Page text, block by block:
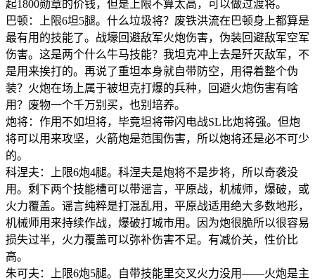
起1800勋章的价钱，但是上限不算太高，可以做过渡将。
巴顿：上限6坦5腿。什么垃圾将？废铁洪流在巴顿身上都算是
最有用的技能了。战壕回避敌军火炮伤害，伪装回避敌军空军
伤害。这是两个什么牛马技能？我坦克冲上去是歼灭敌军，不
是用来挨打的。再说了重坦本身就自带防空，用得着整个伪
装？火炮在场上属于被坦克打爆的兵种，回避火炮伤害有啥
用？废物一个千万别买，也别培养。
炮将：作用不如坦将，毕竟坦将带闪电战SL比炮将强。但炮
将可以用来攻坚，火箭炮是范围伤害，所以炮将还是必不可少
的。
科涅夫：上限6炮4腿。科涅夫是炮将不是步将，所以奇袭没
用。剩下两个技能槽可以带谣言，平原战，机械师，爆破，或
火力覆盖。谣言纯粹是打混乱用，平原战适用绝大多数地形，
机械师用来持续作战，爆破打城市用。因为炮很脆所以很容易
损失过半，火力覆盖可以弥补伤害不足。有减价关，性价比
高。
朱可夫：上限6炮5腿。自带技能里交叉火力没用——火炮是主